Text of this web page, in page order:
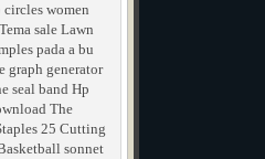
women
sale Lawn
pada a bu
graph generator
seal band Hp
The
25 Cutting
sonnet